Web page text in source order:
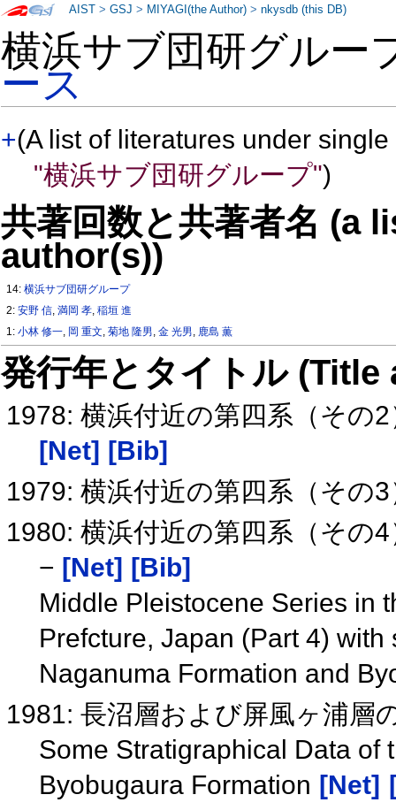
横浜サブ団研グルー
ース
+(A list of literatures under
"横浜サブ団研グループ")
共著回数と共著者名 (a
author(s))
14:横浜サブ団研グループ
2:安野 信,満岡 孝,稲垣 進
1:小林 修一, 岡 重文,菊地 隆男,金 光男, 鹿島 薫
発行年とタイトル
1978: 横浜付近の第四系（その
[Net] [Bib]
1979: 横浜付近の第四系（その
1980: 横浜付近の第四系（その
− [Net] [Bib]
Middle Pleistocene Series in
Prefcture, Japan (Part 4)
Naganuma Formation and
1981: 長沼層および屏風ヶ浦層
Some Stratigraphical Data of
Byobugaura Formation [Net]
AIST >GSJ > MIYAGI(the Author) >nkysdb (this DB)